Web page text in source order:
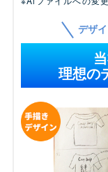
デザ
理想の